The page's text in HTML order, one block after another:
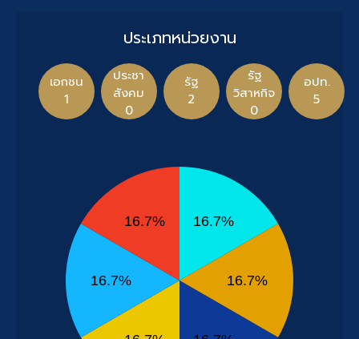
ประเภทหน่วยงาน
เอกชน
1
ประชา
สังคม
0
รัฐ
2
รัฐ
วิสาหกิจ
0
อปท.
5
16.7%
16.7%
16.7%
16.7%